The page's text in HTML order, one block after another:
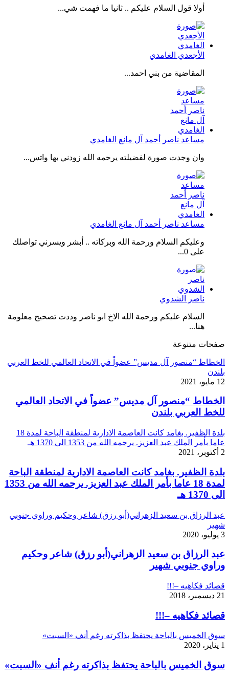
أولا قول السلام عليكم .. ثانيا ما فهمت شي...
الأجعدي الغامدي
المقاضية من بني احمد...
مساعد ناصر أحمد آل مانع الغامدي
وان وجدت صورة لفضيلته يرحمه الله زودني بها واتس...
مساعد ناصر أحمد آل مانع الغامدي
وعليكم السلام ورحمة الله وبركاته .. أبشر ويسرني تواصلك
على 0...
ناصر الشدوي
السلام عليكم ورحمة الله الاخ ابو ناصر وددت تصحيح معلومة
هنا...
صفحات متنوعة
الخطاط “منصور آل مديس” عضواً في الاتحاد العالمي للخط العربي
بلندن
12 مايو، 2021
الخطاط “منصور آل مديس” عضواً في الاتحاد العالمي
للخط العربي بلندن
بلدة الظفير. بغامد كانت العاصمة الادارية لمنطقة الباحة لمدة 18
عاما بأمر الملك عبد العزيز. يرحمه الله من 1353 الى 1370 هـ
2 أكتوبر، 2021
بلدة الظفير. بغامد كانت العاصمة الادارية لمنطقة الباحة
لمدة 18 عاما بأمر الملك عبد العزيز. يرحمه الله من 1353
الى 1370 هـ
عبد الرزاق بن سعيد الزهراني(أبو رزق) شاعر وحكيم وراوي جنوبي
شهير
3 يوليو، 2020
عبد الرزاق بن سعيد الزهراني(أبو رزق) شاعر وحكيم
وراوي جنوبي شهير
قصائد فكاهيه –!!!
21 ديسمبر، 2018
قصائد فكاهيه –!!!
سوق الخميس بالباحة يحتفظ بذاكرته رغم أنف «السبت»
1 يناير، 2020
سوق الخميس بالباحة يحتفظ بذاكرته رغم أنف «السبت»